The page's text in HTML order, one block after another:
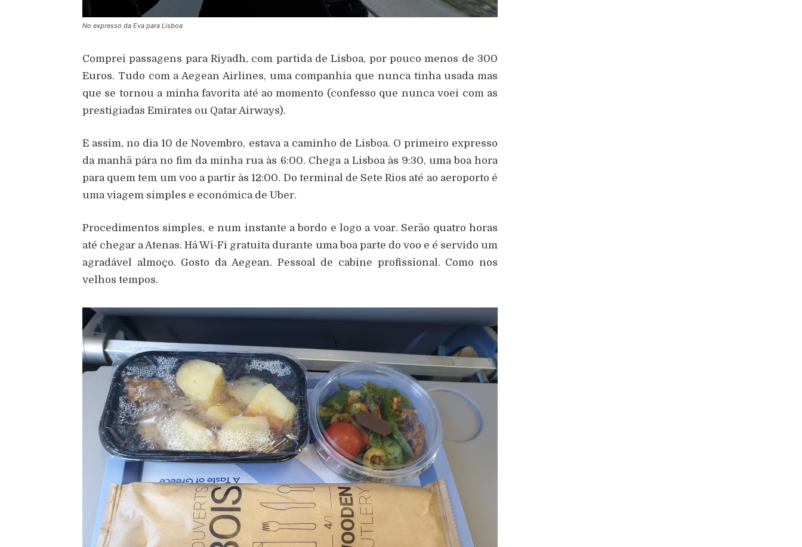
No expresso da Eva para Lisboa
Comprei passagens para Riyadh, com partida de Lisboa, por pouco menos de 300
Euros. Tudo com a Aegean Airlines, uma companhia que nunca tinha usada mas
que se tornou a minha favorita até ao momento (confesso que nunca voei com as
prestigiadas Emirates ou Qatar Airways).
E assim, no dia 10 de Novembro, estava a caminho de Lisboa. O primeiro expresso
da manhã pára no fim da minha rua às 6:00. Chega a Lisboa às 9:30, uma boa hora
para quem tem um voo a partir às 12:00. Do terminal de Sete Rios até ao aeroporto é
uma viagem simples e económica de Uber.
Procedimentos simples, e num instante a bordo e logo a voar. Serão quatro horas
até chegar a Atenas. Há Wi-Fi gratuita durante uma boa parte do voo e é servido um
agradável almoço. Gosto da Aegean. Pessoal de cabine profissional. Como nos
velhos tempos.